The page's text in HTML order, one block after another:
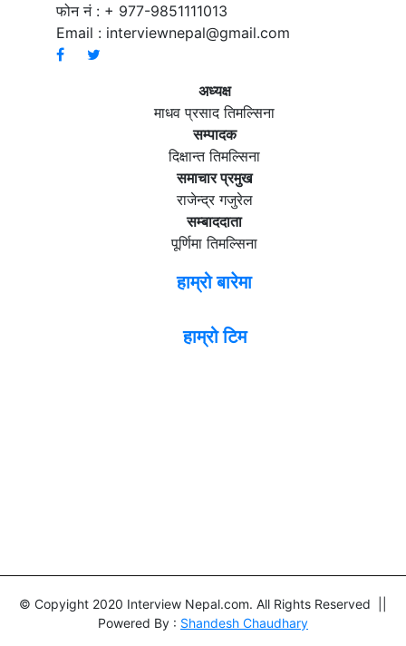
फोन नं : + 977-9851111013
Email : interviewnepal@gmail.com
अध्यक्ष
माधव प्रसाद तिमल्सिना
सम्पादक
दिक्षान्त तिमल्सिना
समाचार प्रमुख
राजेन्द्र गजुरेल
सम्बाददाता
पूर्णिमा तिमल्सिना
हाम्रो बारेमा
हाम्रो टिम
© Copyight 2020 Interview Nepal.com. All Rights Reserved ||
Powered By : Shandesh Chaudhary